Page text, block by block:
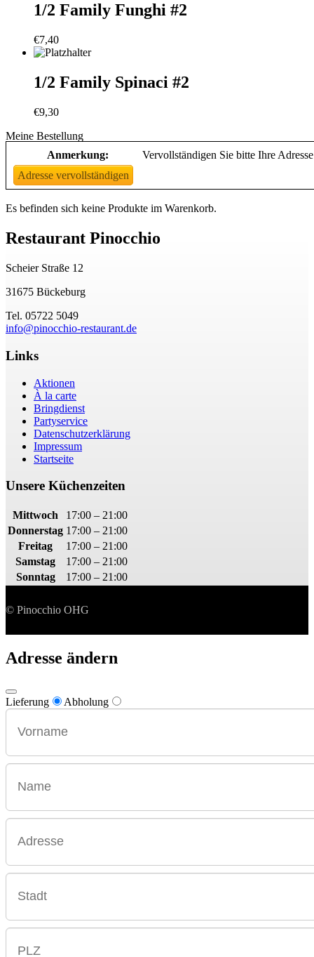
1/2 Family Funghi #2
€7,40
1/2 Family Spinaci #2
€9,30
Meine Bestellung
Anmerkung:
Vervollständigen Sie bitte Ihre
Adresse vervollständigen
Es befinden sich keine Produkte im Warenkorb.
Restaurant Pinocchio
Scheier Straße 12
31675 Bückeburg
Tel. 05722 5049
info@pinocchio-restaurant.de
Links
Aktionen
À la carte
Bringdienst
Partyservice
Datenschutzerklärung
Impressum
Startseite
Unsere Küchenzeiten
Mittwoch
17:00 – 21:00
Donnerstag 17:00 – 21:00
Freitag
17:00 – 21:00
Samstag
17:00 – 21:00
Sonntag
17:00 – 21:00
© Pinocchio OHG
Adresse ändern
Lieferung Abholung